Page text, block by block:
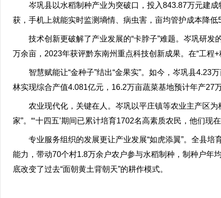
岑巩县以水稻制种产业为突破口，投入843.87万元建成
获，手机上就能实时监测墒情、病虫害，亩均管护成本降
技术创新更破解了产业发展的“卡脖子”难题。岑巩研发
万余亩，2023年获评黔东南州重点科技创新成果。在“工
智慧赋能让“金种子”结出“金果实”。如今，岑巩县4.23
林实现综合产值4.081亿元，16.2万亩蔬菜基地预计年产27
农业现代化，关键在人。岑巩以平庄镇等农业主产区为
家”。“‘十四五’期间已累计培育1702名高素质农民，他们
专业服务组织的发展更让产业发展“如虎添翼”。全县培
能力，带动70个村1.8万余户农户参与水稻制种，制种户年
底改变了过去“面朝黄土背朝天”的耕作模式。